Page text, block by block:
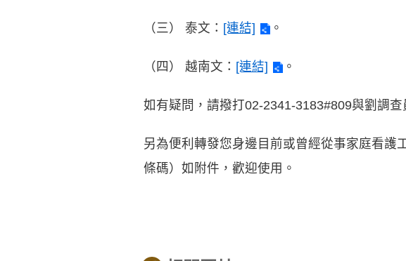
（三） 泰文： [連結] 。
（四） 越南文： [連結] 。
如有疑問，請撥打02-2341-3183#809與劉調查
另為便利轉發您身邊目前或曾經從事家庭看護
條碼）如附件，歡迎使用。